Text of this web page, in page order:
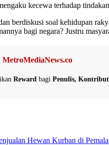
kecewa terhadap
berdiskusi soal kehidupan
bagi negara? Justru
Reward bagi Penulis,
Hewan Kurban di